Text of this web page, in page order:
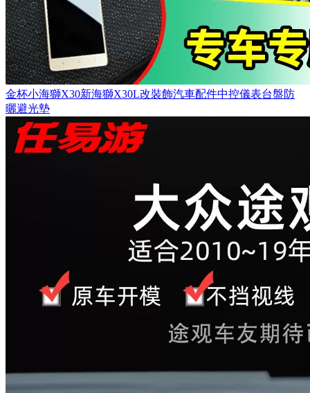
金杯小海獅X30新海獅X30L改裝飾汽車配件中控儀表台盤防
曬避光墊